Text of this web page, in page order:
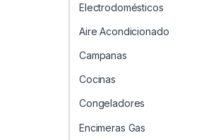
Electrodomésticos
Aire Acondicionado
Campanas
Cocinas
Congeladores
Encimeras Gas